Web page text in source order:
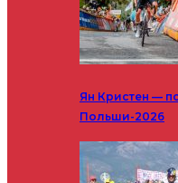
Ян Кристен —
Польши-2026